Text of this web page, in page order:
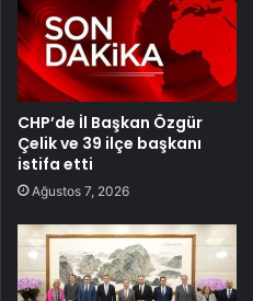
CHP’de İl Başkan Özgür
Çelik ve 39 ilçe başkanı
istifa etti
Ağustos 7, 2026